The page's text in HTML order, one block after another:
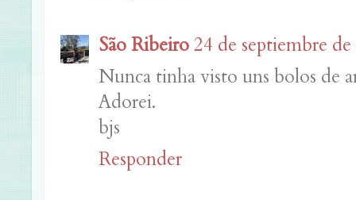
São Ribeiro24 de septiembre de
Nunca tinha visto uns bolos de
Adorei.
bjs
Responder